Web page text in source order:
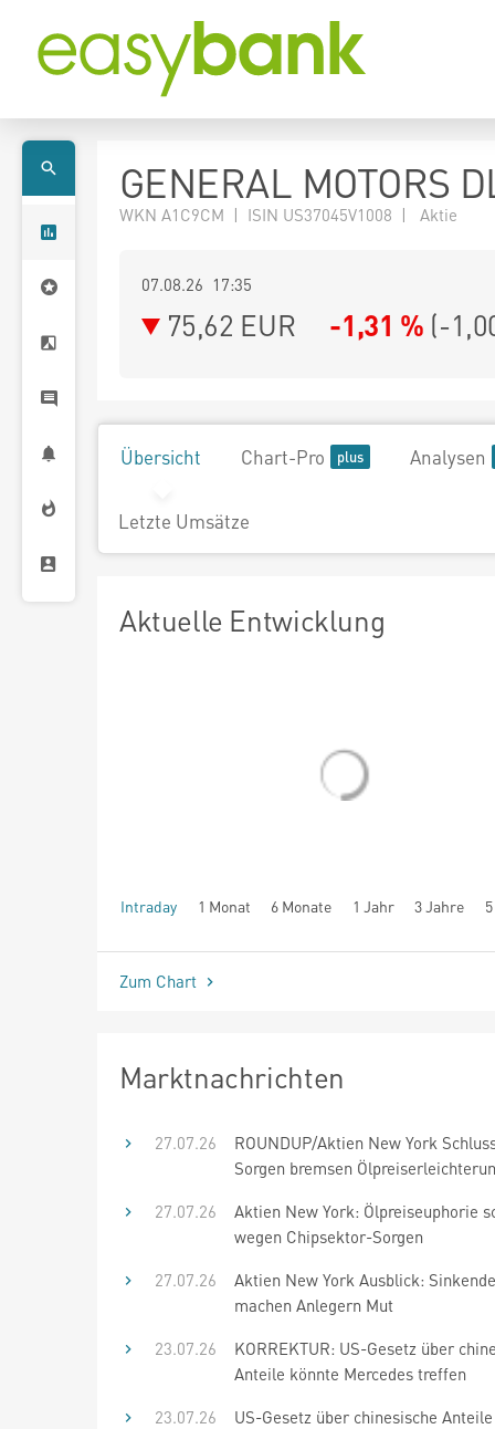
GENERAL MOTORS
WKN A1C9CM | ISIN US37045V1008 | Aktie
07.08.26 17:35
75,62 EUR -1,31 % (-
Übersicht Chart-Pro Analysen
Letzte Umsätze
Aktuelle Entwicklung
Intraday 1 Monat 6 Monate 1 Jahr 3 Jahre
seit Beginn
Zum Chart
Marktnachrichten
27.07.26
ROUNDUP/Aktien New York
Sorgen bremsen
27.07.26
Aktien New York: Ölpreiseuphorie
wegen Chipsektor-Sorgen
27.07.26
Aktien New York Ausblick:
machen Anlegern Mut
23.07.26
KORREKTUR: US-Gesetz über
Anteile könnte Mercedes treffen
23.07.26
US-Gesetz über chinesische